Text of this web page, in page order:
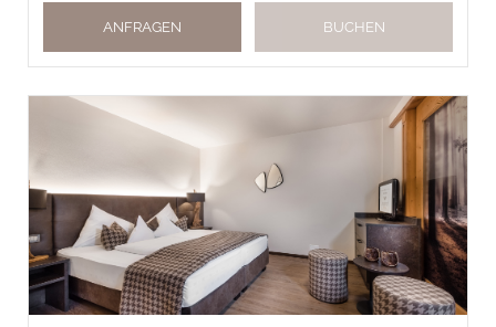
ANFRAGEN BUCHEN